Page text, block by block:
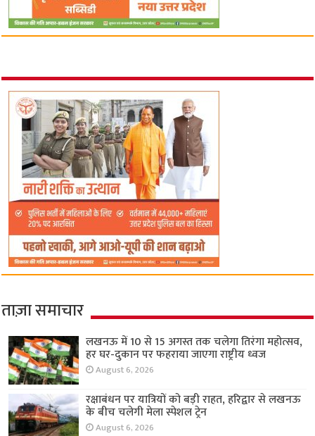
ताज़ा समाचार
लखनऊ में 10 से 15 अगस्त तक चलेगा तिरंगा महोत्सव,
हर घर-दुकान पर फहराया जाएगा राष्ट्रीय ध्वज
August 6, 2026
रक्षाबंधन पर यात्रियों को बड़ी राहत, हरिद्वार से लखनऊ
के बीच चलेगी मेला स्पेशल ट्रेन
August 6, 2026